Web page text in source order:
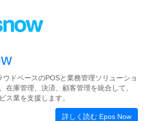
ウドベースのPOSと業務管理ソリューショ
在庫管理、決済、顧客管理を統合して、
ス業を支援します。
詳しく読む Epos Now